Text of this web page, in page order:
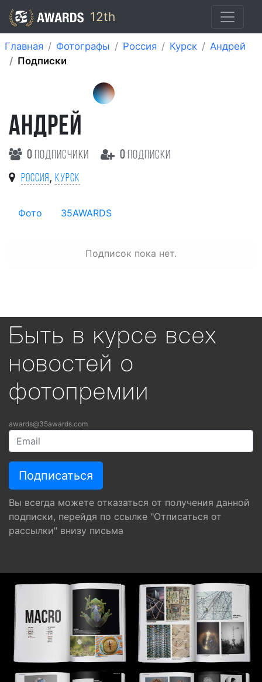
12th
Главная Фотографы Россия Курск
Андрей
Подписки
АНДРЕЙ
0 подписчики 0 подписки
Россия , Курск
Фото 35AWARDS
Подписок пока нет.
Быть в курсе всех
новостей о
фотопремии
awards@35awards.com
Вы всегда можете отказаться от получения данной
подписки, перейдя по ссылке "Отписаться от
рассылки" внизу письма